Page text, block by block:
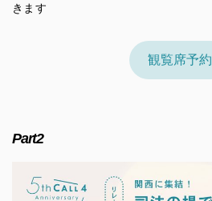
きます
観覧席予約
Part2